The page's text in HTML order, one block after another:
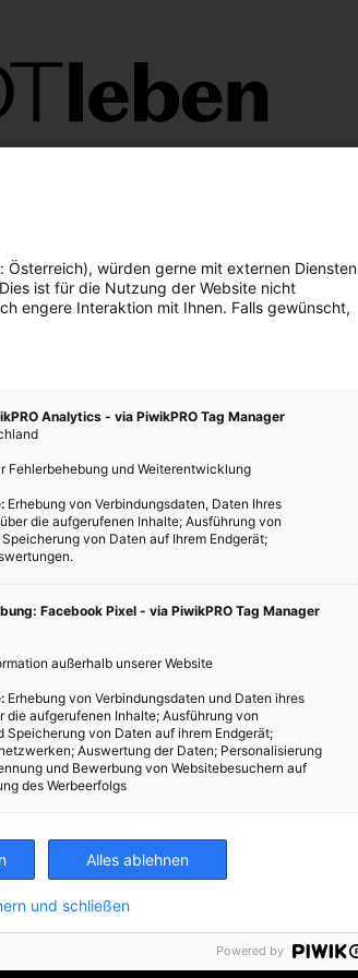
Nachgefragt
Klima-
Bessere
NEUANFANG
digitalisiert den
Österreich), würden gerne mit externen Diensten
ist für die Nutzung der Website nicht
engere Interaktion mit Ihnen. Falls gewünscht,
Analytics - via PiwikPRO Tag Manager
Fehlerbehebung und Weiterentwicklung
Erhebung von Verbindungsdaten, Daten Ihres
die aufgerufenen Inhalte; Ausführung von
von Daten auf Ihrem Endgerät;
Facebook Pixel - via PiwikPRO Tag Manager
außerhalb unserer Website
Erhebung von Verbindungsdaten und Daten ihres
die aufgerufenen Inhalte; Ausführung von
von Daten auf ihrem Endgerät;
Auswertung der Daten; Personalisierung
und Bewerbung von Websitebesuchern auf
des Werbeerfolgs
Alles ablehnen
und schließen
Powered by